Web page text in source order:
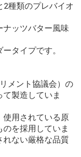
2種類のプレバイオ
ナッツバター風味
タイプです。
メント協議会）の
製造していま
使用されている原
を採用していま
れない厳格な品質